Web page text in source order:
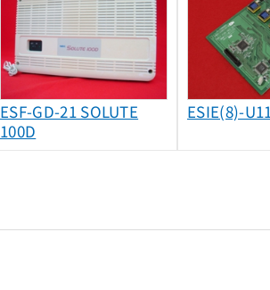
ESF-GD-21 SOLUTE
100D
ESIE(8)-